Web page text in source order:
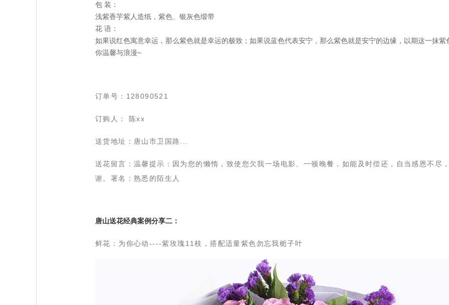
包 装：
浅紫香芋紫人造纸，紫色、银灰色缎带
花 语：
如果说红色寓意幸运，那么紫色就是幸运的极致；如果说蓝色代表安宁，那么紫色就是安宁的边缘，以期这一抹紫
你温馨与浪漫~
订单号：128090521
订购人： 陈xx
送货地址：唐山市卫国路...
送花留言：温馨提示：因为您的懒惰，致使您欠我一场电影、一顿晚餐，如能及时偿还，自当感恩不尽
谢。署名：熟悉的陌生人
唐山送花经典案例分享二：
鲜花： 为你心动----紫玫瑰11枝，搭配适量紫色勿忘我栀子叶